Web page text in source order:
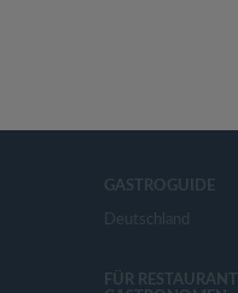
GASTROGUIDE
Deutschland
FÜR